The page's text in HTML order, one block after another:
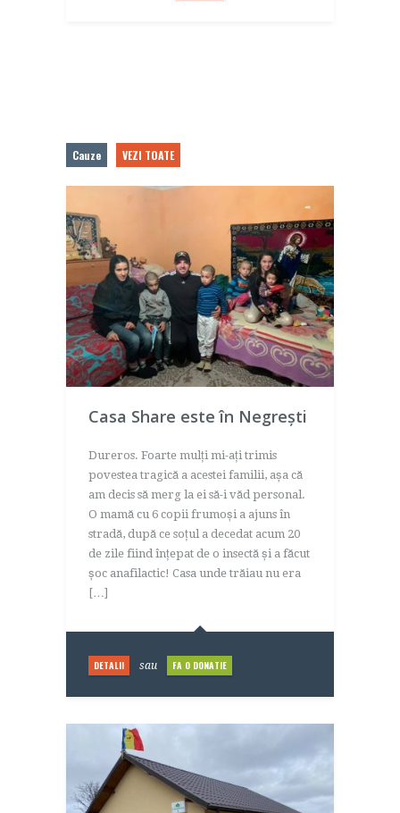
Cauze VEZI TOATE
Casa Share este în Negrești
Dureros. Foarte mulți mi-ați trimis
povestea tragică a acestei familii, așa că
am decis să merg la ei să-i văd personal.
O mamă cu 6 copii frumoși a ajuns în
stradă, după ce soțul a decedat acum 20
de zile fiind înțepat de o insectă și a făcut
șoc anafilactic! Casa unde trăiau nu era
[…]
DETALII sau FA O DONATIE